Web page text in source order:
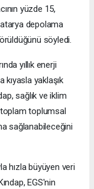
yüzde 15,
depolama
söyledi.
yıllık enerji
kıyasla yaklaşık
sağlık ve iklim
toplumsal
sağlanabileceğini
hızla büyüyen veri
EGS'nin